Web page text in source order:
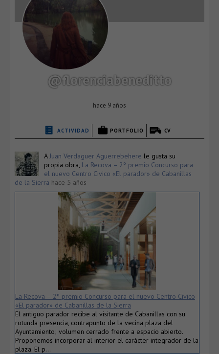
@florenciabeneditto
hace 9 años
ACTIVIDAD PORTFOLIO CV
AJuan Verdaguer Aguerrebehere le gusta su
propia obra, La Recova – 2º premio Concurso para
el nuevo Centro Civico «El parador» de Cabanillas
de la Sierra hace 5 años
La Recova – 2º premio Concurso para el nuevo Centro Civico
«El parador» de Cabanillas de la Sierra
El antiguo parador recibe al visitante de Cabanillas con su
rotunda presencia, contrapunto de la vecina plaza del
Ayuntamiento; volumen cerrado frente a espacio abierto.
Proponemos incorporar al interior el carácter integrador de la
plaza. El p…